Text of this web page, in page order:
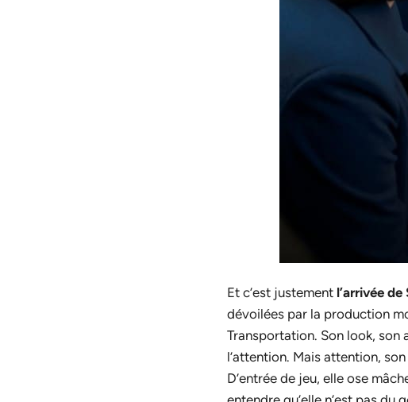
Et c’est justement l’arrivée
dévoilées par la production
Transportation. Son look,
l’attention. Mais attention,
D’entrée de jeu, elle ose